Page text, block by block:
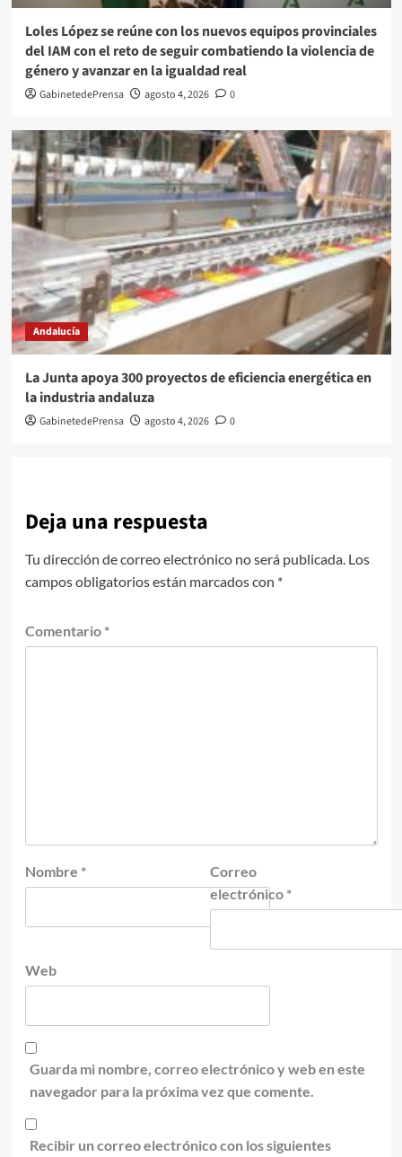
Loles López se reúne con los nuevos equipos provinciales
del IAM con el reto de seguir combatiendo la violencia de
género y avanzar en la igualdad real
GabinetedePrensa agosto 4, 2026 0
Andalucía
La Junta apoya 300 proyectos de eficiencia energética en
la industria andaluza
GabinetedePrensa agosto 4, 2026 0
Deja una respuesta
Tu dirección de correo electrónico no será publicada. Los
campos obligatorios están marcados con *
Comentario *
Nombre *
Correo
electrónico *
Web
Guarda mi nombre, correo electrónico y web en este
navegador para la próxima vez que comente.
Recibir un correo electrónico con los siguientes